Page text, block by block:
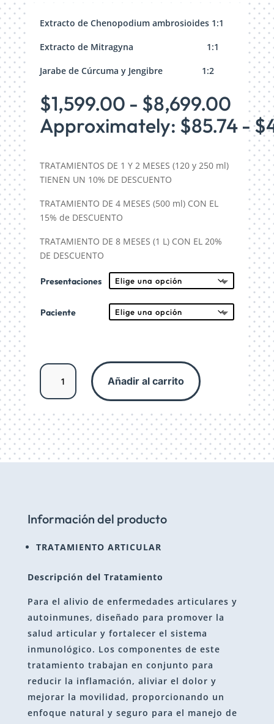
Extracto de Chenopodium ambrosioides 1:1
Extracto de Mitragyna 1:1
Jarabe de Cúrcuma y Jengibre 1:2
$1,599.00 - $8,699.00
de
Approximately: $85.74 -
TRATAMIENTOS DE 1 Y 2 MESES (120 y 250 ml)
TIENEN UN 10% DE DESCUENTO
TRATAMIENTO DE 4 MESES (500 ml) CON EL
15% de DESCUENTO
TRATAMIENTO DE 8 MESES (1 L) CON EL 20%
DE DESCUENTO
Presentaciones
Paciente
Tratamiento
artritis,
enfermedad
articular.
cantidad
Añadir al carrito
Información del producto
TRATAMIENTO ARTICULAR
Descripción del Tratamiento
Para el alivio de enfermedades articulares y
autoinmunes, diseñado para promover la
salud articular y fortalecer el sistema
inmunológico. Los componentes de este
tratamiento trabajan en conjunto para
reducir la inflamación, aliviar el dolor y
mejorar la movilidad, proporcionando un
enfoque natural y seguro para el manejo de